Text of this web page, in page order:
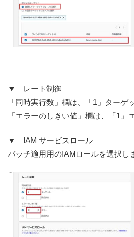
▼ レート制御
「同時実行数」欄は、「1」ターゲ
「エラーのしきい値」欄は、「1」
▼ IAM サービスロール
パッチ適用用のIAMロールを選択し